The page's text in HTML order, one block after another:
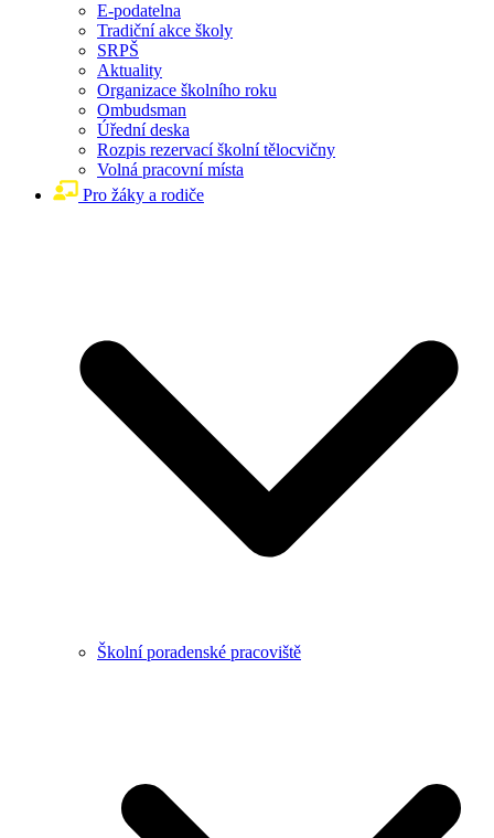
E-podatelna
Tradiční akce školy
SRPŠ
Aktuality
Organizace školního roku
Ombudsman
Úřední deska
Rozpis rezervací školní tělocvičny
Volná pracovní místa
Pro žáky a rodiče
Školní poradenské pracoviště